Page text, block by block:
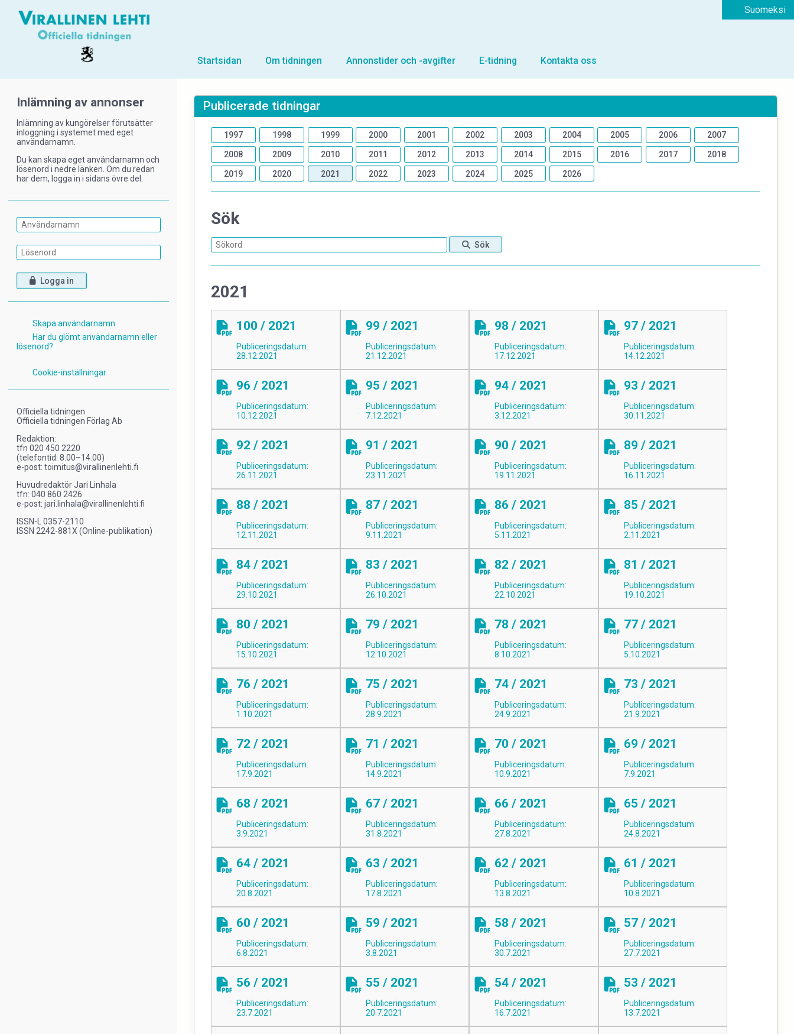
Suomeksi
Startsidan Om tidningen Annonstider och -avgifter E-tidning Kontakta oss
Inlämning av annonser
Inlämning av kungörelser förutsätter
inloggning i systemet med eget
användarnamn.
Du kan skapa eget användarnamn och
lösenord i nedre länken. Om du redan
har dem, logga in i sidans övre del.
Logga in
Skapa användarnamn
Har du glömt användarnamn eller
lösenord?
Cookie-inställningar
Officiella tidningen
Officiella tidningen Förlag Ab
Redaktion:
tfn 020 450 2220
(telefontid: 8.00–14.00)
e-post: toimitus@virallinenlehti.fi
Huvudredaktör Jari Linhala
tfn: 040 860 2426
e-post: jari.linhala@virallinenlehti.fi
ISSN-L 0357-2110
ISSN 2242-881X (Online-publikation)
Publicerade tidningar
1997 1998 1999 2000 2001 2002 2003 2004 2005 2006 2007
2008 2009 2010 2011 2012 2013 2014 2015 2016 2017 2018
2019 2020 2021 2022 2023 2024 2025 2026
Sök
Sök
2021
100 / 2021
Publiceringsdatum:
28.12.2021
99 / 2021
Publiceringsdatum:
21.12.2021
98 / 2021
Publiceringsdatum:
17.12.2021
97 / 2021
Publiceringsdatum:
14.12.2021
96 / 2021
Publiceringsdatum:
10.12.2021
95 / 2021
Publiceringsdatum:
7.12.2021
94 / 2021
Publiceringsdatum:
3.12.2021
93 / 2021
Publiceringsdatum:
30.11.2021
92 / 2021
Publiceringsdatum:
26.11.2021
91 / 2021
Publiceringsdatum:
23.11.2021
90 / 2021
Publiceringsdatum:
19.11.2021
89 / 2021
Publiceringsdatum:
16.11.2021
88 / 2021
Publiceringsdatum:
12.11.2021
87 / 2021
Publiceringsdatum:
9.11.2021
86 / 2021
Publiceringsdatum:
5.11.2021
85 / 2021
Publiceringsdatum:
2.11.2021
84 / 2021
Publiceringsdatum:
29.10.2021
83 / 2021
Publiceringsdatum:
26.10.2021
82 / 2021
Publiceringsdatum:
22.10.2021
81 / 2021
Publiceringsdatum:
19.10.2021
80 / 2021
Publiceringsdatum:
15.10.2021
79 / 2021
Publiceringsdatum:
12.10.2021
78 / 2021
Publiceringsdatum:
8.10.2021
77 / 2021
Publiceringsdatum:
5.10.2021
76 / 2021
Publiceringsdatum:
1.10.2021
75 / 2021
Publiceringsdatum:
28.9.2021
74 / 2021
Publiceringsdatum:
24.9.2021
73 / 2021
Publiceringsdatum:
21.9.2021
72 / 2021
Publiceringsdatum:
17.9.2021
71 / 2021
Publiceringsdatum:
14.9.2021
70 / 2021
Publiceringsdatum:
10.9.2021
69 / 2021
Publiceringsdatum:
7.9.2021
68 / 2021
Publiceringsdatum:
3.9.2021
67 / 2021
Publiceringsdatum:
31.8.2021
66 / 2021
Publiceringsdatum:
27.8.2021
65 / 2021
Publiceringsdatum:
24.8.2021
64 / 2021
Publiceringsdatum:
20.8.2021
63 / 2021
Publiceringsdatum:
17.8.2021
62 / 2021
Publiceringsdatum:
13.8.2021
61 / 2021
Publiceringsdatum:
10.8.2021
60 / 2021
Publiceringsdatum:
6.8.2021
59 / 2021
Publiceringsdatum:
3.8.2021
58 / 2021
Publiceringsdatum:
30.7.2021
57 / 2021
Publiceringsdatum:
27.7.2021
56 / 2021
Publiceringsdatum:
23.7.2021
55 / 2021
Publiceringsdatum:
20.7.2021
54 / 2021
Publiceringsdatum:
16.7.2021
53 / 2021
Publiceringsdatum:
13.7.2021